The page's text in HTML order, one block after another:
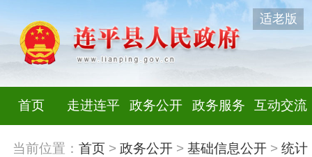
适老版
首页 走进连平 政务公开 政务服务 互动交流
当前位置： 首页> 政务公开> 基础信息公开> 统计